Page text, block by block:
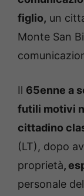
figlio, un
Monte San
Il 65enne a
futili motivi
cittadino
(LT), dopo
proprietà,
personale